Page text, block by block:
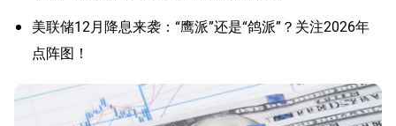
美联储12月降息来袭：“鹰派”还是“鸽派”？关注2026年
点阵图！